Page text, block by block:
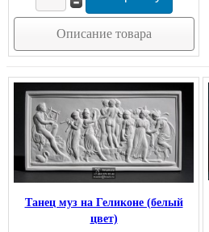
Описание товара
Танец муз на Геликоне (белый
цвет)